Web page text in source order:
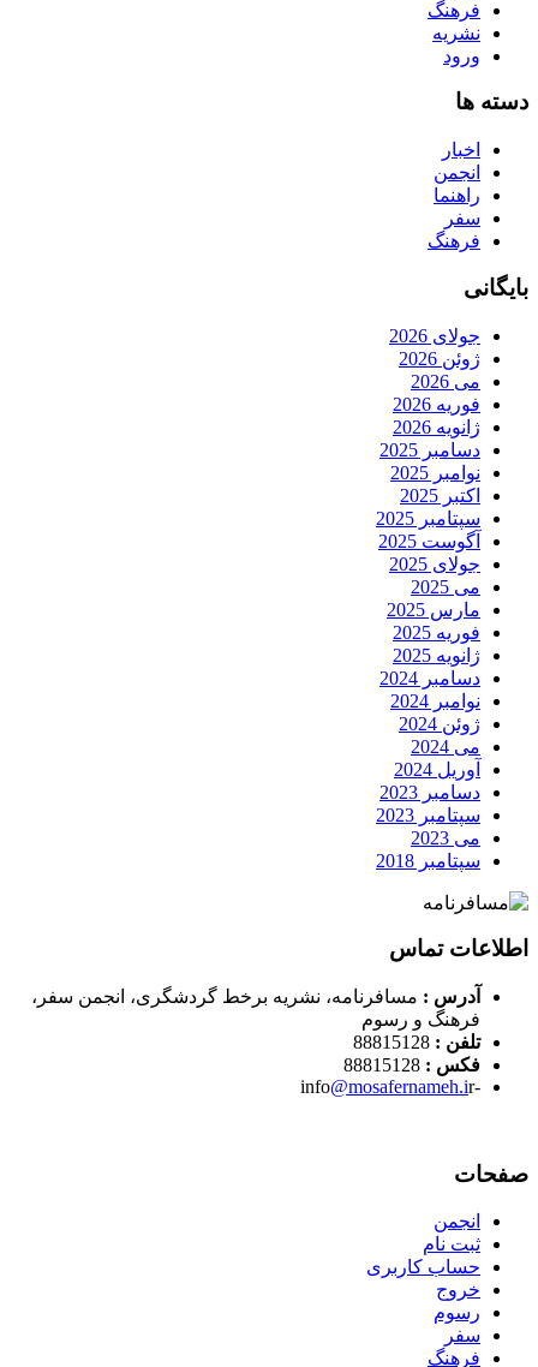
فرهنگ
نشریه
ورود
دسته ها
اخبار
انجمن
راهنما
سفر
فرهنگ
بایگانی
جولای 2026
ژوئن 2026
می 2026
فوریه 2026
ژانویه 2026
دسامبر 2025
نوامبر 2025
اکتبر 2025
سپتامبر 2025
آگوست 2025
جولای 2025
می 2025
مارس 2025
فوریه 2025
ژانویه 2025
دسامبر 2024
نوامبر 2024
ژوئن 2024
می 2024
آوریل 2024
دسامبر 2023
سپتامبر 2023
می 2023
سپتامبر 2018
اطلاعات تماس
آدرس : مسافرنامه، نشریه برخط گردشگری، انجمن سفر،
فرهنگ و رسوم
تلفن :
فکس :
-info
@mosafernameh.ir
صفحات
انجمن
ثبت نام
حساب کاربری
خروج
رسوم
سفر
فرهنگ